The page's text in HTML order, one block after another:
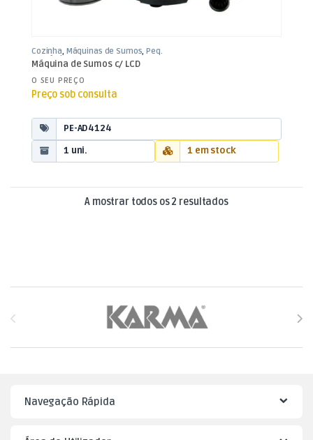
Cozinha, Máquinas de Sumos,Peq.
Domésticos
Máquina de Sumos c/ LCD
O SEU PREÇO
Preço sob consulta
PE-AD4124
1 uni.
1 em stock
A mostrar todos os 2 resultadosOrdenado por
Navegação Rápida